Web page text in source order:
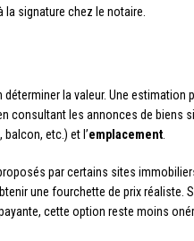
signature chez le notaire.
la valeur. Une
consultant les annonces de biens
balcon, etc.) et l’emplacement
par certains sites
une fourchette de prix réaliste.
cette option reste moins